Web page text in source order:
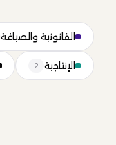
القانونية والصياغة
الإنتاجية 2